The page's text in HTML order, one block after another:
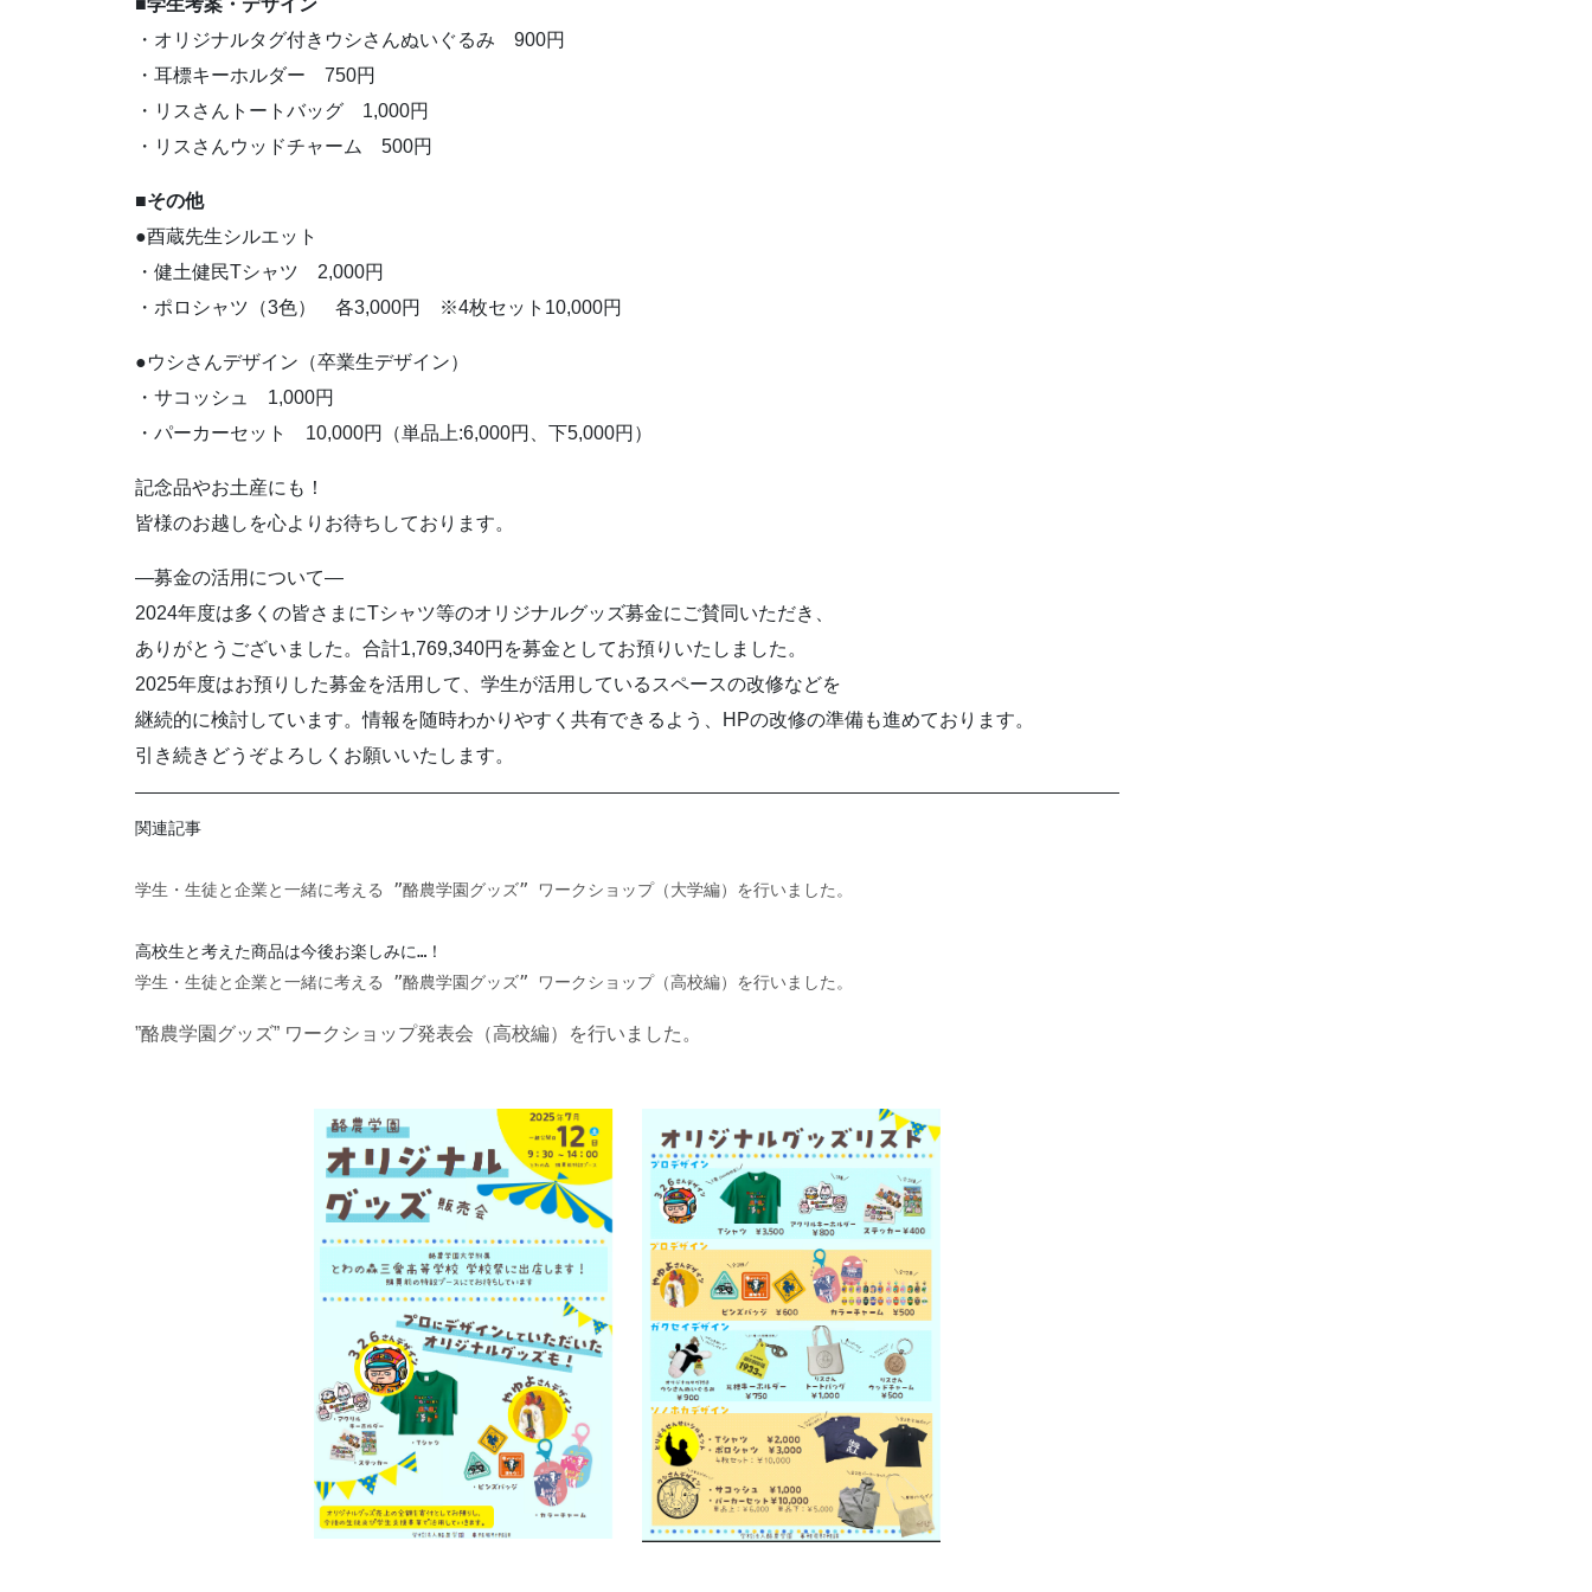
■学生考案・デザイン
・オリジナルタグ付きウシさんぬいぐるみ 900円
・耳標キーホルダー 750円
・リスさんトートバッグ 1,000円
・リスさんウッドチャーム 500円
■その他
●酉蔵先生シルエット
・健土健民Tシャツ 2,000円
・ポロシャツ（3色） 各3,000円 ※4枚セット10,000円
●ウシさんデザイン（卒業生デザイン）
・サコッシュ 1,000円
・パーカーセット 10,000円（単品上:6,000円、下5,000円）
記念品やお土産にも！
皆様のお越しを心よりお待ちしております。
—募金の活用について—
2024年度は多くの皆さまにTシャツ等のオリジナルグッズ募金にご賛同いただき、
ありがとうございました。合計1,769,340円を募金としてお預りいたしました。
2025年度はお預りした募金を活用して、学生が活用しているスペースの改修などを
継続的に検討しています。情報を随時わかりやすく共有できるよう、HPの改修の準備も進めております。
引き続きどうぞよろしくお願いいたします。
関連記事
学生・生徒と企業と一緒に考える ”酪農学園グッズ” ワークショップ（大学編）を行いました。
学生・生徒と企業と一緒に考える ”酪農学園グッズ” ワークショップ（高校編）を行いました。
”酪農学園グッズ” ワークショップ発表会（高校編）を行いました。